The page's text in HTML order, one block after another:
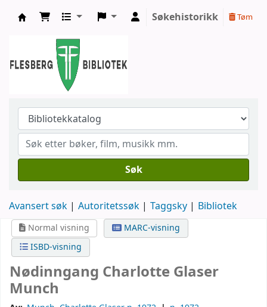
Søkehistorikk Tøm
Søk
Avansert søk Autoritetssøk Taggsky Bibliotek
Normal visning
MARC-visning
ISBD-visning
Nødinngang Charlotte Glaser
Munch